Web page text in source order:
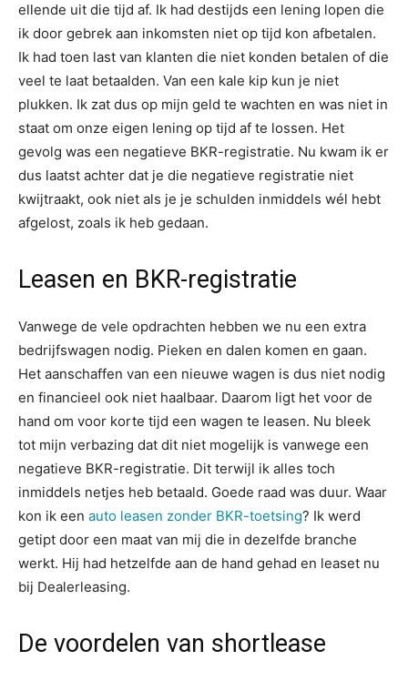
ellende uit die tijd af. Ik had destijds een lening lopen die
ik door gebrek aan inkomsten niet op tijd kon afbetalen.
Ik had toen last van klanten die niet konden betalen of die
veel te laat betaalden. Van een kale kip kun je niet
plukken. Ik zat dus op mijn geld te wachten en was niet in
staat om onze eigen lening op tijd af te lossen. Het
gevolg was een negatieve BKR-registratie. Nu kwam ik er
dus laatst achter dat je die negatieve registratie niet
kwijtraakt, ook niet als je je schulden inmiddels wél hebt
afgelost, zoals ik heb gedaan.
Leasen en BKR-registratie
Vanwege de vele opdrachten hebben we nu een extra
bedrijfswagen nodig. Pieken en dalen komen en gaan.
Het aanschaffen van een nieuwe wagen is dus niet nodig
en financieel ook niet haalbaar. Daarom ligt het voor de
hand om voor korte tijd een wagen te leasen. Nu bleek
tot mijn verbazing dat dit niet mogelijk is vanwege een
negatieve BKR-registratie. Dit terwijl ik alles toch
inmiddels netjes heb betaald. Goede raad was duur. Waar
kon ik een auto leasen zonder BKR-toetsing? Ik werd
getipt door een maat van mij die in dezelfde branche
werkt. Hij had hetzelfde aan de hand gehad en leaset nu
bij Dealerleasing.
De voordelen van shortlease